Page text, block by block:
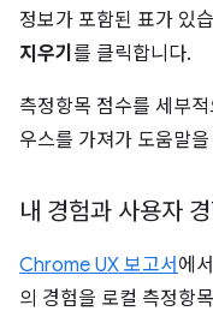
정보가 포함된 표가 있
지우기 를 클릭합니다.
측정항목 점수를 세부
우스를 가져가 도움말
내 경험과 사용자
Chrome UX 보고서 에
의 경험을 로컬 측정항